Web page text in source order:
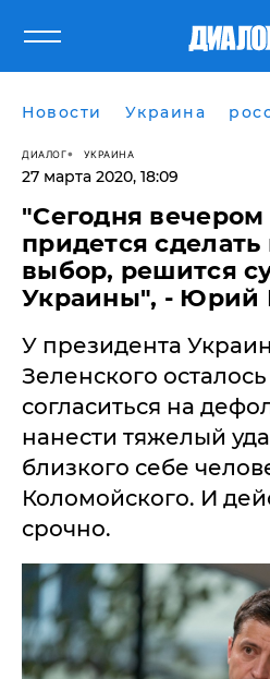
Новости Украина
ДИАЛОГ УКРАИНА
27 марта 2020, 18:09
"Сегодня
придется сделать
выбор, решится
Украины", - Юрий
У президента
Зеленского
согласиться на
нанести тяжелый
близкого себе
Коломойского. И
срочно.